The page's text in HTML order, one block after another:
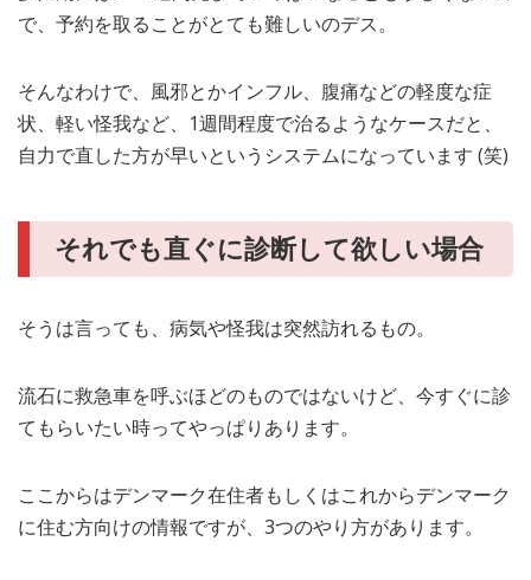
で、予約を取ることがとても難しいのデス。
そんなわけで、風邪とかインフル、腹痛などの軽度な症
状、軽い怪我など、1週間程度で治るようなケースだと、
自力で直した方が早いというシステムになっています (笑)
それでも直ぐに診断して欲しい場合
そうは言っても、病気や怪我は突然訪れるもの。
流石に救急車を呼ぶほどのものではないけど、今すぐに診
てもらいたい時ってやっぱりあります。
ここからはデンマーク在住者もしくはこれからデンマーク
に住む方向けの情報ですが、3つのやり方があります。